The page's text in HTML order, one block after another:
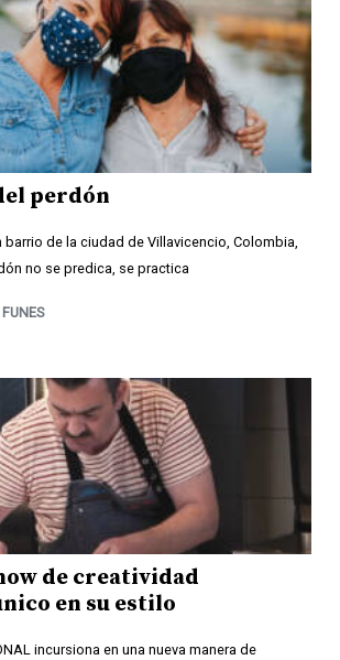
perdón
barrio de la ciudad de Villavicencio, Colombia,
no se predica, se practica
de creatividad
en su estilo
incursiona en una nueva manera de